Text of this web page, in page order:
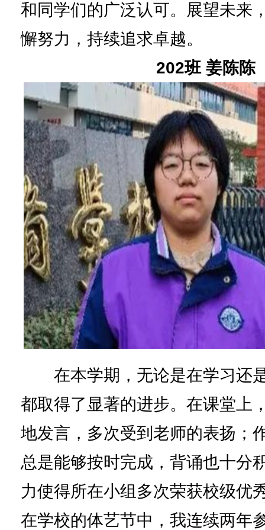
和同学们的广泛认可。展望未来
懈努力，持续追求卓越。
202班 姜陈陈
在本学期，无论是在学习还
都取得了显著的进步。在课堂上
地发言，多次受到老师的表扬；
总是能够按时完成，背诵也十分
力使得所在小组多次荣获校级优
在学校的体艺节中，我连续两年